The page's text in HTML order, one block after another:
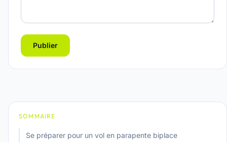
Publier
SOMMAIRE
Se préparer pour un vol en parapente biplace